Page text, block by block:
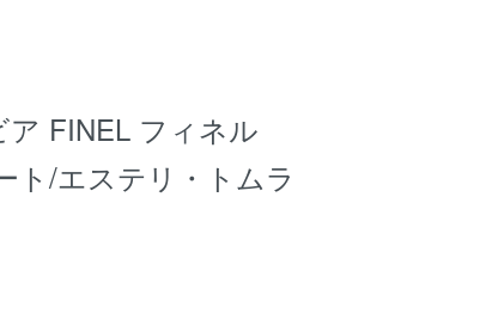
FINEL フィネル
ト/エステリ・トムラ